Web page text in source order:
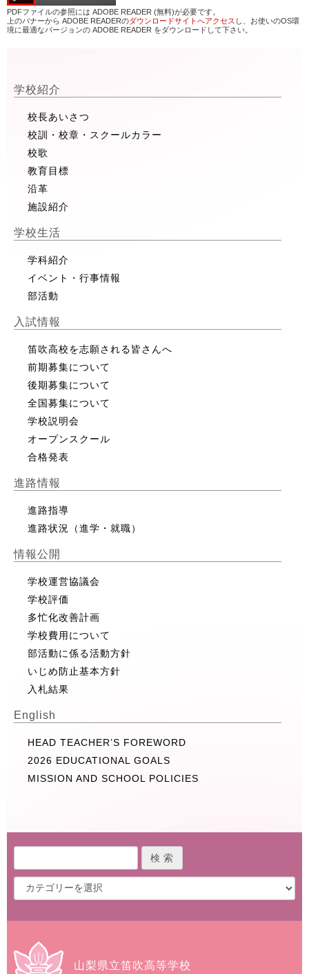
PDFファイルの参照には ADOBE READER (無料)が必要です。
上のバナーから ADOBE READERのダウンロードサイトへアクセス し、お使いのOS環
境に最適なバージョンの ADOBE READER をダウンロードして下さい。
学校紹介
校長あいさつ
校訓・校章・スクールカラー
校歌
教育目標
沿革
施設紹介
学校生活
学科紹介
イベント・行事情報
部活動
入試情報
笛吹高校を志願される皆さんへ
前期募集について
後期募集について
全国募集について
学校説明会
オープンスクール
合格発表
進路情報
進路指導
進路状況（進学・就職）
情報公開
学校運営協議会
学校評価
多忙化改善計画
学校費用について
部活動に係る活動方針
いじめ防止基本方針
入札結果
English
HEAD TEACHER’S FOREWORD
2026 EDUCATIONAL GOALS
MISSION AND SCHOOL POLICIES
山梨県立笛吹高等学校